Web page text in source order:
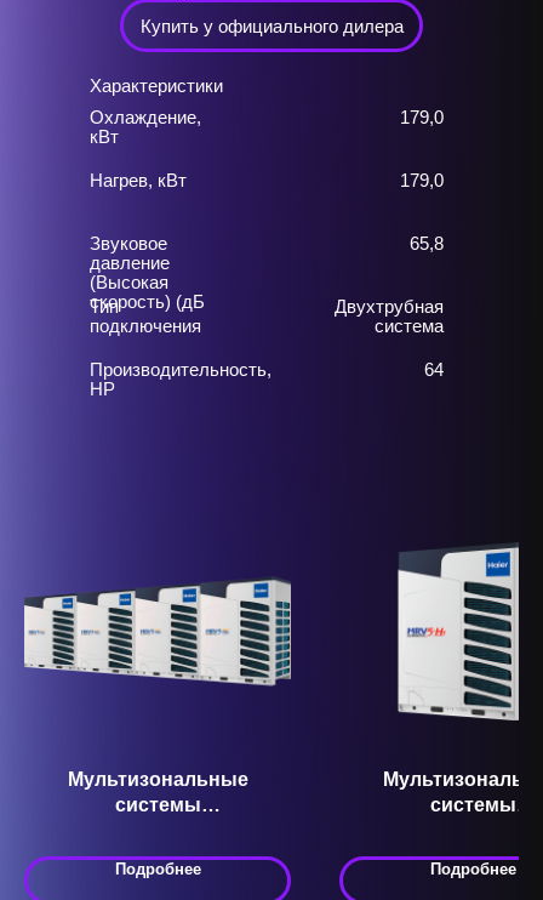
179,0
Охлаждение,
кВт
Характеристики
Купить у официального дилера
Нагрев, кВт 179,0
Звуковое
давление
(Высокая
скорость) (дБ
65,8
Тип
подключения
Двухтрубная
система
Производительность,
HP
64
Мультизональные
системы
AV94IMVEVA Серия MRV 5
Подробнее
системы
AV12NMVETR
P
Подробнее